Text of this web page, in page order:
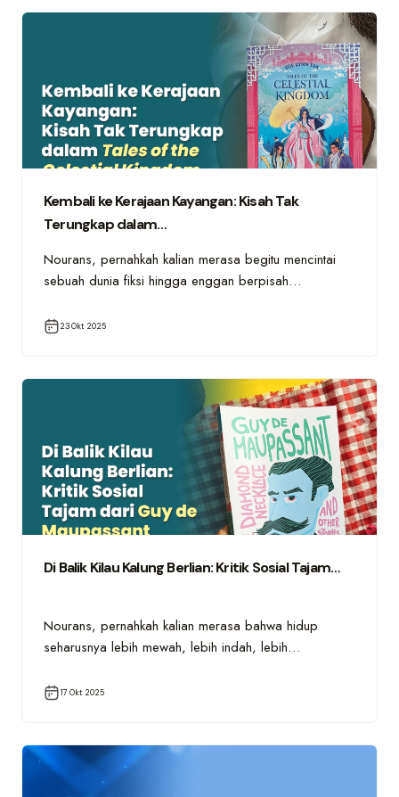
Kembali ke Kerajaan Kayangan: Kisah Tak
Terungkap dalam…
Nourans, pernahkah kalian merasa begitu mencintai
sebuah dunia fiksi hingga enggan berpisah…
23 Okt 2025
Di Balik Kilau Kalung Berlian: Kritik Sosial Tajam…
Nourans, pernahkah kalian merasa bahwa hidup
seharusnya lebih mewah, lebih indah, lebih…
17 Okt 2025